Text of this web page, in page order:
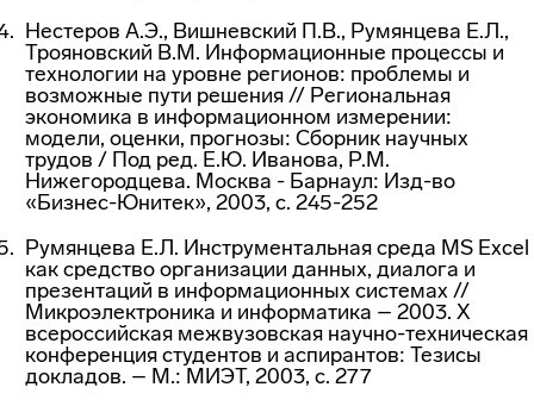
Нестеров А.Э., Вишневский П.В., Румянцева Е.Л.,
Трояновский В.М. Информационные процессы и
технологии на уровне регионов: проблемы и
возможные пути решения // Региональная
экономика в информационном измерении:
модели, оценки, прогнозы: Сборник научных
трудов / Под ред. Е.Ю. Иванова, Р.М.
Нижегородцева. Москва - Барнаул: Изд-во
«Бизнес-Юнитек», 2003, с. 245-252
Румянцева Е.Л. Инструментальная среда MS Excel
как средство организации данных, диалога и
презентаций в информационных системах //
Микроэлектроника и информатика – 2003. X
всероссийская межвузовская научно-техническая
конференция студентов и аспирантов: Тезисы
докладов. – М.: МИЭТ, 2003, с. 277